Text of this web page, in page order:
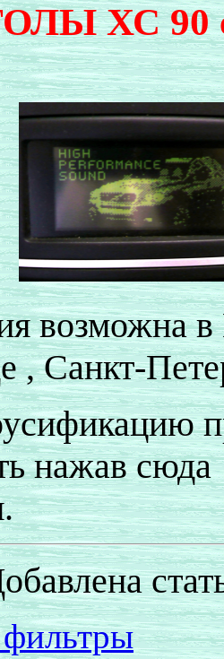
ХС 90 с
возможна
, Санкт-
нажав